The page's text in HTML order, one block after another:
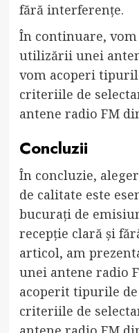
fără interferențe.
În continuare,
utilizării unei
vom acoperi
criteriile de
antene radio FM
Concluzii
În concluzie,
de calitate este
bucurați de
recepție clară și
articol, am
unei antene radio
acoperit tipurile
criteriile de